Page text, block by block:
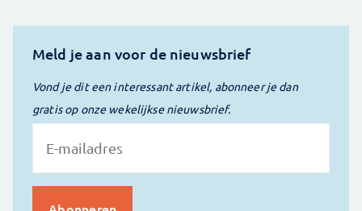
Meld je aan voor de nieuwsbrief
Vond je dit een interessant artikel, abonneer je dan
gratis op onze wekelijkse nieuwsbrief.